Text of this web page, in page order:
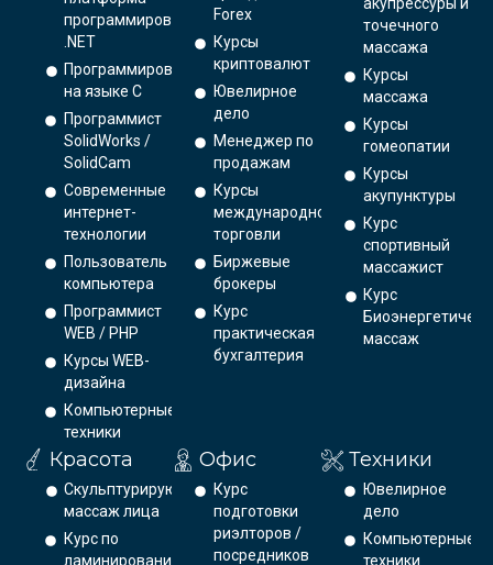
программирования
.NET
Программирование
на языке С
Программист
SolidWorks /
SolidCam
Современные
интернет-
технологии
Пользователь
компьютера
Программист
WEB / PHP
Курсы WEB-
дизайна
Компьютерные
техники
Forex
Курсы
криптовалют
Ювелирное
дело
Менеджер по
продажам
Курсы
международной
торговли
Биржевые
брокеры
Курс
практическая
бухгалтерия
акупрессуры и
точечного
массажа
Курсы
массажа
Курсы
гомеопатии
Курсы
акупунктуры
Курс
спортивный
массажист
Курс
массаж
Красота
Скульптурирующий
массаж лица
Курс по
ламинированию
Офис
Курс
подготовки
риэлторов /
посредников
Техники
Ювелирное
дело
Компьютерные
техники